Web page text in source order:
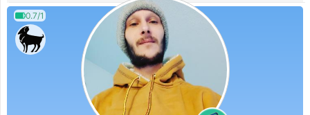
0.7/1